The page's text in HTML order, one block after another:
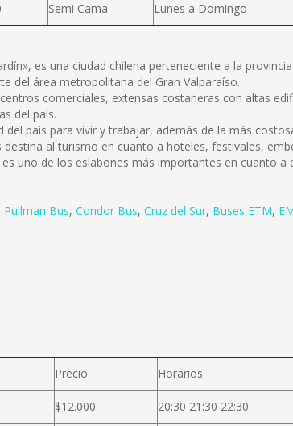
Semi Cama Lunes a Domingo
es una ciudad chilena perteneciente a la
del área metropolitana del Gran Valparaíso.
comerciales, extensas costaneras con altas
del país.
país para vivir y trabajar, además de la más
al turismo en cuanto a hoteles, festivales,
uno de los eslabones más importantes en cuanto a
Pullman Bus, Condor Bus, Cruz del Sur, Buses ETM,
Precio Horarios
$12.000 20:30 21:30 22:30